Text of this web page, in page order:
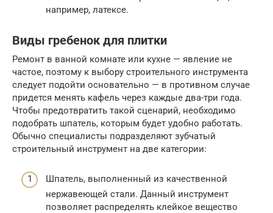
например, латексе.
Виды гребенок для плитки
Ремонт в ванной комнате или кухне — явление не
частое, поэтому к выбору строительного инструмента
следует подойти основательно — в противном случае
придется менять кафель через каждые два-три года.
Чтобы предотвратить такой сценарий, необходимо
подобрать шпатель, которым будет удобно работать.
Обычно специалисты подразделяют зубчатый
строительный инструмент на две категории:
Шпатель, выполненный из качественной
нержавеющей стали. Данный инструмент
позволяет распределять клейкое вещество